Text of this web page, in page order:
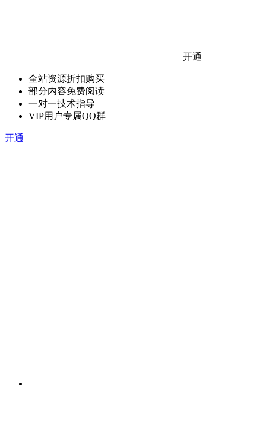
开通
全站资源折扣购买
部分内容免费阅读
一对一技术指导
VIP用户专属QQ群
开通